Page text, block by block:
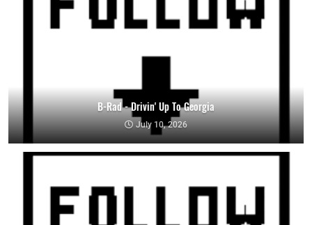
B-Rad - Drivin' Up To Georgia
July 10, 2026